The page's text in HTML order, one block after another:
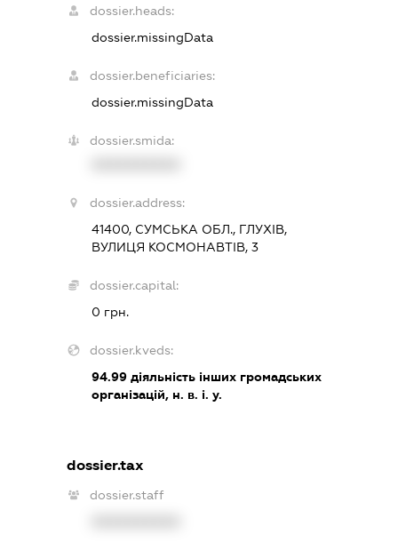
dossier.heads:
dossier.missingData
dossier.beneficiaries:
dossier.missingData
dossier.smida:
dossier.address:
41400, СУМСЬКА ОБЛ., ГЛУХІВ,
ВУЛИЦЯ КОСМОНАВТІВ, 3
dossier.capital:
0 грн.
dossier.kveds:
94.99 діяльність інших громадських
організацій, н. в. і. у.
dossier.tax
dossier.staff